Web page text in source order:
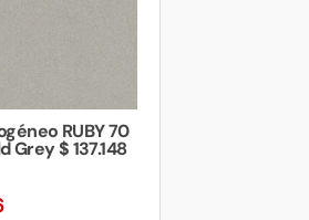
RUBY 70
Grey $ 137.148